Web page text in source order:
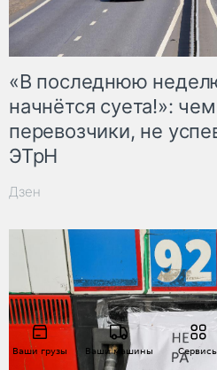
Ваши грузы Ваши машины Сервисы
«В последнюю
начнётся суета!»:
перевозчики, не
ЭТрН
Дзен